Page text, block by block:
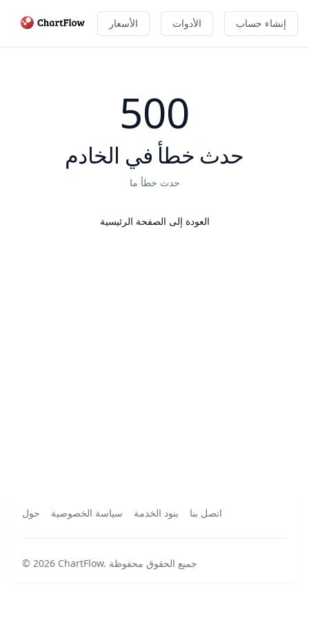
الأسعار الأدوات إنشاء حساب
500
حدث خطأ في الخادم
حدث خطأ ما
العودة إلى الصفحة الرئيسية
حول سياسة الخصوصية بنود الخدمة اتصل بنا
© 2026 ChartFlow. جميع الحقوق محفوظة